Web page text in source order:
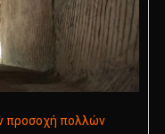
προσοχή πολλών